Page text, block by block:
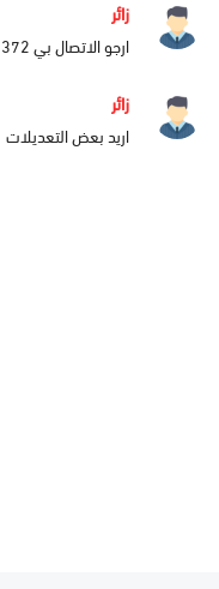
زائر
ارجو الاتصال بي 01096559372
زائر
اريد بعض التعديلات